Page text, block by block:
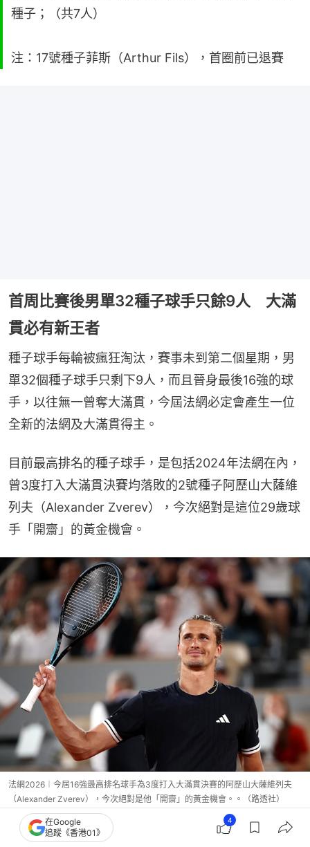
種子；（共7人）
注：17號種子菲斯（Arthur Fils），首圈前已退賽
首周比賽後男單32種子球手只餘9人 大滿
貫必有新王者
種子球手每輪被瘋狂淘汰，賽事未到第二個星期，男
單32個種子球手只剩下9人，而且晉身最後16強的球
手，以往無一曾奪大滿貫，今屆法網必定會產生一位
全新的法網及大滿貫得主。
目前最高排名的種子球手，是包括2024年法網在內，
曾3度打入大滿貫決賽均落敗的2號種子阿歷山大薩維
列夫（Alexander Zverev），今次絕對是這位29歲球
手「開齋」的黃金機會。
法網2026︱今屆16強最高排名球手為3度打入大滿貫決賽的阿歷山大薩維列夫
（Alexander Zverev），今次絕對是他「開齋」的黃金機會。。（路透社）
今屆法網出局前列女子球手：
在Google
追蹤《香港01》
4